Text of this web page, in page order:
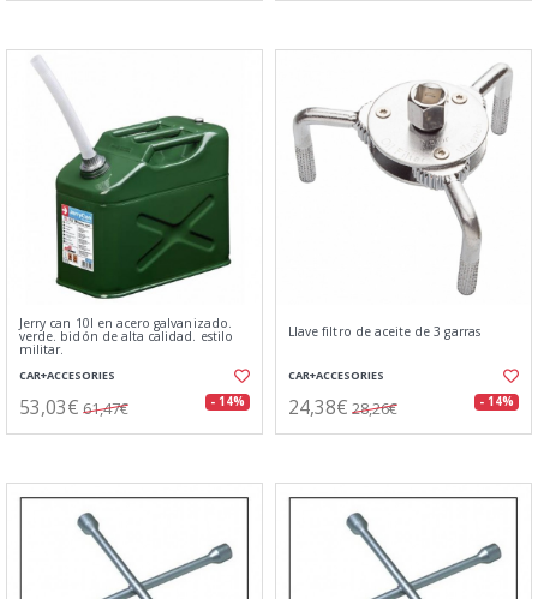
Jerry can 10l en acero galvanizado.
verde. bidón de alta calidad. estilo
militar.
CAR+ACCESORIES
53,03€ 61,47€ - 14%
Llave filtro de aceite de 3 garras
CAR+ACCESORIES
24,38€ 28,26€ - 14%